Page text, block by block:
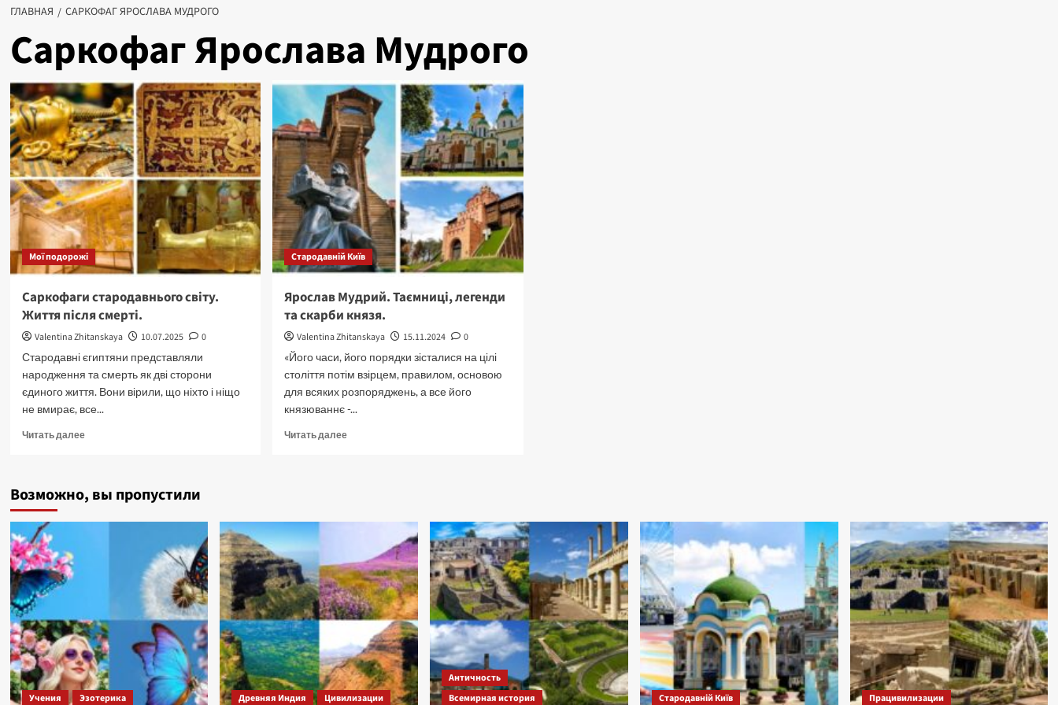
ГЛАВНАЯ САРКОФАГ ЯРОСЛАВА МУДРОГО
Саркофаг Ярослава Мудрого
Мої подорожі
Саркофаги стародавнього світу.
Життя після смерті.
Valentina Zhitanskaya 10.07.2025
0
Стародавні єгиптяни представляли
народження та смерть як дві сторони
єдиного життя. Вони вірили, що ніхто і ніщо
не вмирає, все...
Читать далееПрочитать
стародавнього
Життя
Стародавній Київ
Ярослав Мудрий. Таємниці, легенди
та скарби князя.
Valentina Zhitanskaya 15.11.2024
0
«Його часи, його порядки зісталися на цілі
століття потім взірцем, правилом, основою
для всяких розпоряджень, а все його
князюваннє -...
Читать далееПрочитать
легенди
скарби
князя.
Возможно, вы пропустили
Учения Эзотерика Древняя Индия Цивилизации
Античность
Всемирная история
Стародавній Київ Працивилизации